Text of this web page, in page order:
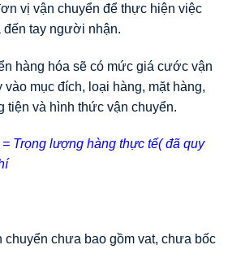
vị vận chuyển để thực hiện việc
đến tay người nhận.
hàng hóa sẽ có mức giá cước vận
vào mục đích, loại hàng, mặt hàng,
và hình thức vận chuyển.
Trọng lượng hàng thực tế( đã quy
chuyển chưa bao gồm vat, chưa bốc